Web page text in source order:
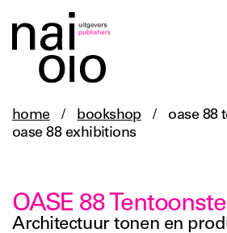
home / bookshop /
oase 88
oase 88 exhibitions
OASE 88
Architectuur tonen en